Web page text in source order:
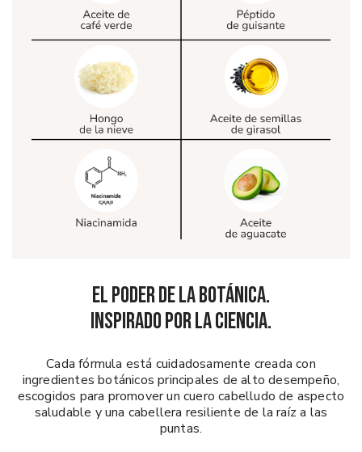
EL PODER DE LA BOTÁNICA.
INSPIRADO POR LA CIENCIA.
Cada fórmula está cuidadosamente creada con
ingredientes botánicos principales de alto desempeño,
escogidos para promover un cuero cabelludo de aspecto
saludable y una cabellera resiliente de la raíz a las
puntas.